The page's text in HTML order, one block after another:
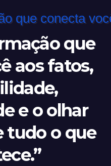
que
aos fatos,
e o olhar
tudo o que